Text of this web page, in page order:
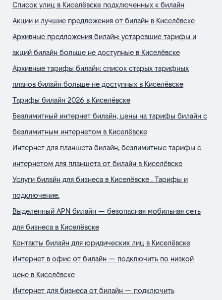
Список улиц в Киселёвске подключенных к билайн
Акции и лучшие предложения от билайн в Киселёвске
Архивные предложения билайн: устаревшие тарифы и
акций билайн больше не доступные в Киселёвске
Архивные тарифы билайн: список старых тарифных
планов билайн больше не доступных в Киселёвске
Тарифы билайн 2026 в Киселёвске
Безлимитный интернет билайн, цены на тарифы билайн с
безлимитным интернетом в Киселёвске
Интернет для планшета билайн, безлимитные тарифы с
интернетом для планшета от билайн в Киселёвске
Услуги билайн для бизнеса в Киселёвске . Тарифы и
подключение.
Выделенный APN билайн — безопасная мобильная сеть
для бизнеса в Киселёвске
Контакты билайн для юридических лиц в Киселёвске
Интернет в офис от билайн — подключить по низкой
цене в Киселёвске
Интернет для бизнеса от билайн — подключить